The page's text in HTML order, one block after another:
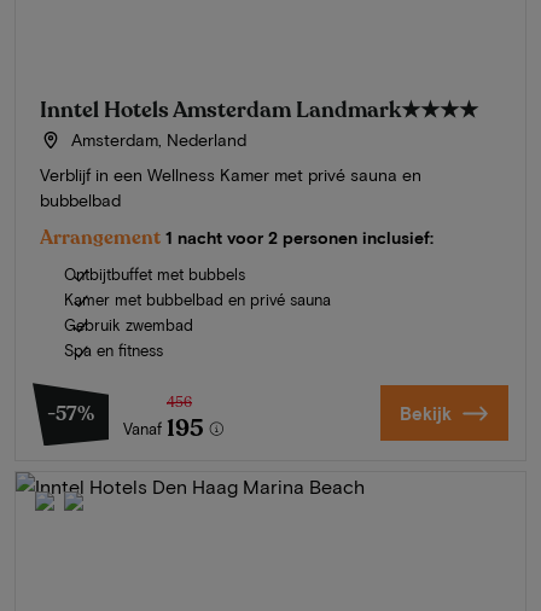
Inntel Hotels Amsterdam Landmark★★★★
Amsterdam, Nederland
Verblijf in een Wellness Kamer met privé sauna en
bubbelbad
Arrangement 1 nacht voor 2 personen inclusief:
Ontbijtbuffet met bubbels
Kamer met bubbelbad en privé sauna
Gebruik zwembad
Spa en fitness
-57%
Vanaf
456
195 Bekijk